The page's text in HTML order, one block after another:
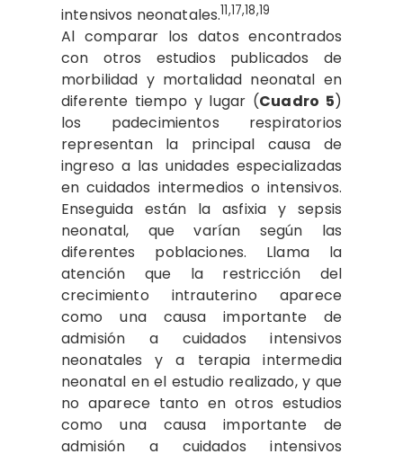
intensivos neonatales.11,17,18,19
Al comparar los datos encontrados
con otros estudios publicados de
morbilidad y mortalidad neonatal en
diferente tiempo y lugar (Cuadro 5)
los padecimientos respiratorios
representan la principal causa de
ingreso a las unidades especializadas
en cuidados intermedios o intensivos.
Enseguida están la asfixia y sepsis
neonatal, que varían según las
diferentes poblaciones. Llama la
atención que la restricción del
crecimiento intrauterino aparece
como una causa importante de
admisión a cuidados intensivos
neonatales y a terapia intermedia
neonatal en el estudio realizado, y que
no aparece tanto en otros estudios
como una causa importante de
admisión a cuidados intensivos